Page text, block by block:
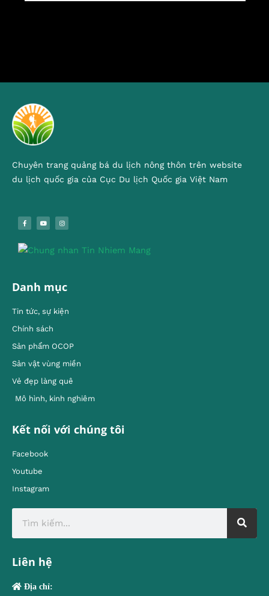
Chuyên trang quảng bá du lịch nông thôn trên website
du lịch quốc gia của Cục Du lịch Quốc gia Việt Nam
Danh mục
Tin tức, sự kiện
Chính sách
Sản phẩm OCOP
Sản vật vùng miền
Vẻ đẹp làng quê
Mô hình, kinh nghiêm
Kết nối với chúng tôi
Facebook
Youtube
Instagram
Liên hệ
Địa chỉ: